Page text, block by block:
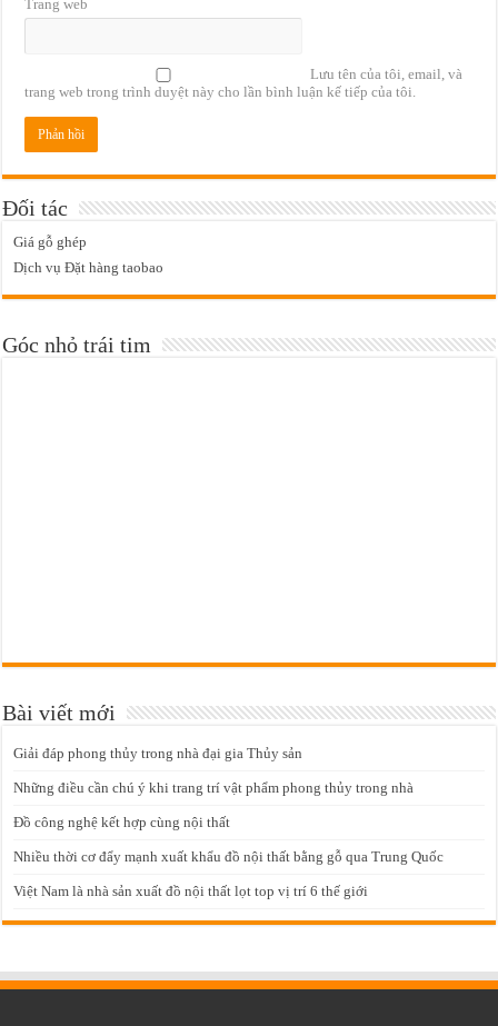
Trang web
Lưu tên của tôi, email, và
trang web trong trình duyệt này cho lần bình luận kế tiếp của tôi.
Đối tác
Giá gỗ ghép
Dịch vụ Đặt hàng taobao
Góc nhỏ trái tim
Bài viết mới
Giải đáp phong thủy trong nhà đại gia Thủy sản
Những điều cần chú ý khi trang trí vật phẩm phong thủy trong nhà
Đồ công nghệ kết hợp cùng nội thất
Nhiều thời cơ đẩy mạnh xuất khẩu đồ nội thất bằng gỗ qua Trung Quốc
Việt Nam là nhà sản xuất đồ nội thất lọt top vị trí 6 thế giới